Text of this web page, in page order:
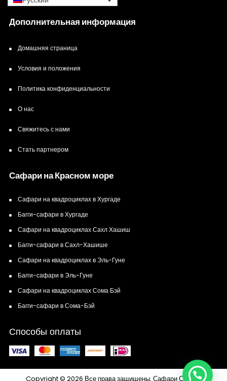
Дополнительная информация
Домашняя страница
Условия и положения
Политика конфиденциальности
О нас
Свяжитесь с нами
Стать партнером
Сафари на Красном море
Сафари на квадроциклах в Хургаде
Багги-сафари в Хургаде
Сафари на квадроциклах Сахл Хашиш
Багги-сафари в Сахл-Хашише
Сафари на квадроциклах в Эль-Гуне
Багги-сафари в Эль-Гуне
Сафари на квадроциклах Сома Бэй
Багги-сафари в Сома-Бэй
Способы оплаты
Copyright © 2026 Все права защищены, Сафари Сахара